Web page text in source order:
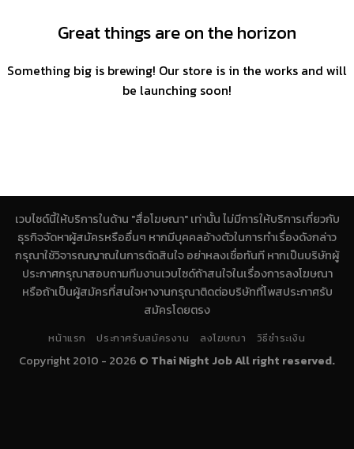
Great things are on the horizon
Something big is brewing! Our store is in the works and will
be launching soon!
เวบไซด์นี้ให้บริการในด้าน "สื่อโฆษณา" เท่านั้น ไม่มีการให้บริการเกี่ยวกับ
ธุรกิจจัดหาผู้สมัครหรืออื่นๆ หากมีบุคคลอ้างตัวในการทำเรื่องดังกล่าว
กรุณาใช้วิจารณญาณในการตัดสินใจ อย่าหลงเชื่อทันที หากเป็นบริษัทผู้
ประกาศกรุณาสอบถามทีมงานเวบไซด์ถ้าสนใจในเรื่องการลงโฆษณา
หรือถ้าเป็นผู้สมัครที่สนใจหางานกรุณาติดต่อบริษัทที่โพสประกาศรับ
สมัครโดยตรง
หน้าแรก ประกาศรับสมัครงาน ลงโฆษณา วิธีชำระเงิน
Copyright 2010 - 2026 © Thai Night Job All right reserved.